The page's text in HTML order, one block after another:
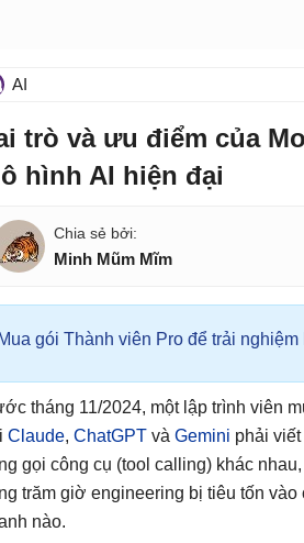
AI
trò và ưu điểm của
hình AI hiện đại
Minh Mũm Mĩm
gói Thành viên Pro để trải
tháng 11/2024, một lập trình viên
Claude, ChatGPT và Gemini phải
gọi công cụ (tool calling) khác
trăm giờ engineering bị tiêu tốn
nào.